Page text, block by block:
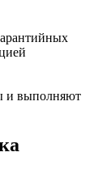
и выполняют